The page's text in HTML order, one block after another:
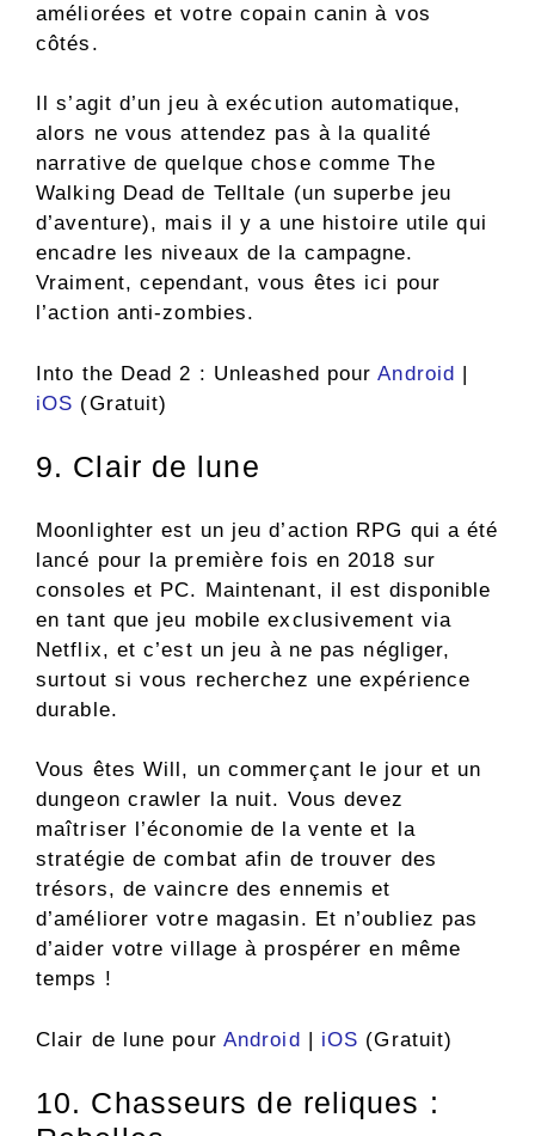
améliorées et votre copain canin à vos
côtés.
Il s’agit d’un jeu à exécution automatique,
alors ne vous attendez pas à la qualité
narrative de quelque chose comme The
Walking Dead de Telltale (un superbe jeu
d’aventure), mais il y a une histoire utile qui
encadre les niveaux de la campagne.
Vraiment, cependant, vous êtes ici pour
l’action anti-zombies.
Into the Dead 2 : Unleashed pourAndroid |
iOS (Gratuit)
9. Clair de lune
Moonlighter est un jeu d’action RPG qui a été
lancé pour la première fois en 2018 sur
consoles et PC. Maintenant, il est disponible
en tant que jeu mobile exclusivement via
Netflix, et c’est un jeu à ne pas négliger,
surtout si vous recherchez une expérience
durable.
Vous êtes Will, un commerçant le jour et un
dungeon crawler la nuit. Vous devez
maîtriser l’économie de la vente et la
stratégie de combat afin de trouver des
trésors, de vaincre des ennemis et
d’améliorer votre magasin. Et n’oubliez pas
d’aider votre village à prospérer en même
temps !
Clair de lune pour Android | iOS (Gratuit)
10. Chasseurs de reliques :